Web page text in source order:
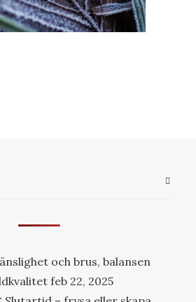
och brus, balansen
feb 22, 2025